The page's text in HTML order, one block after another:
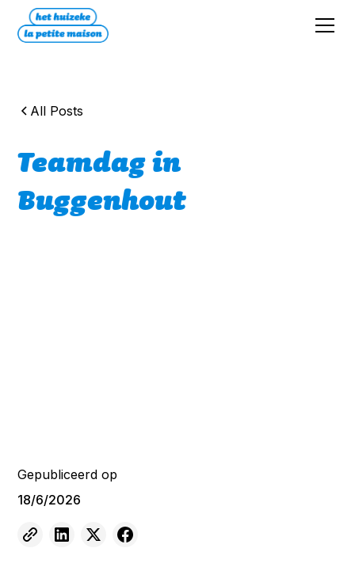
All Posts
Teamdag in
Buggenhout
Gepubliceerd op
18/6/2026